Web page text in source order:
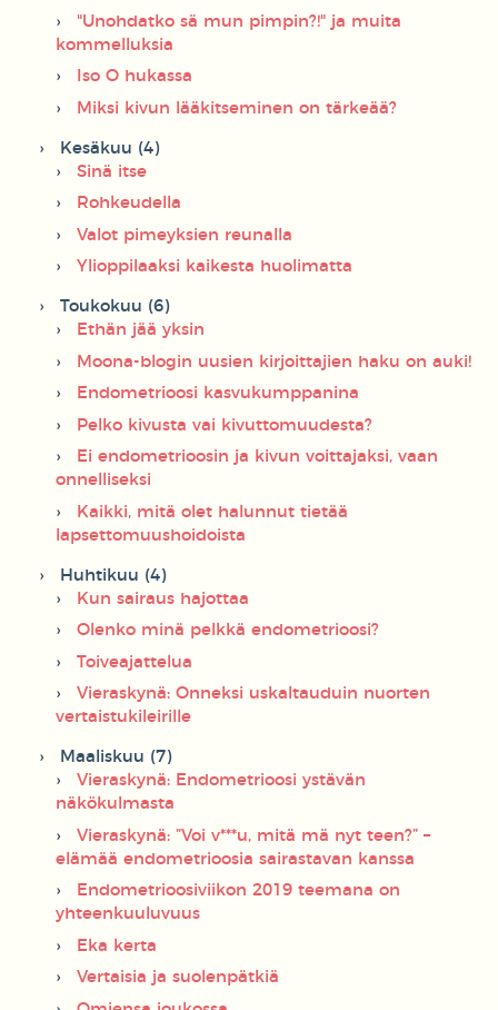
"Unohdatko sä mun pimpin?!" ja muita
kommelluksia
Iso O hukassa
Miksi kivun lääkitseminen on tärkeää?
Kesäkuu (4)
Sinä itse
Rohkeudella
Valot pimeyksien reunalla
Ylioppilaaksi kaikesta huolimatta
Toukokuu (6)
Ethän jää yksin
Moona-blogin uusien kirjoittajien haku on auki!
Endometrioosi kasvukumppanina
Pelko kivusta vai kivuttomuudesta?
Ei endometrioosin ja kivun voittajaksi, vaan
onnelliseksi
Kaikki, mitä olet halunnut tietää
lapsettomuushoidoista
Huhtikuu (4)
Kun sairaus hajottaa
Olenko minä pelkkä endometrioosi?
Toiveajattelua
Vieraskynä: Onneksi uskaltauduin nuorten
vertaistukileirille
Maaliskuu (7)
Vieraskynä: Endometrioosi ystävän
näkökulmasta
Vieraskynä: ”Voi v***u, mitä mä nyt teen?” –
elämää endometrioosia sairastavan kanssa
Endometrioosiviikon 2019 teemana on
yhteenkuuluvuus
Eka kerta
Vertaisia ja suolenpätkiä